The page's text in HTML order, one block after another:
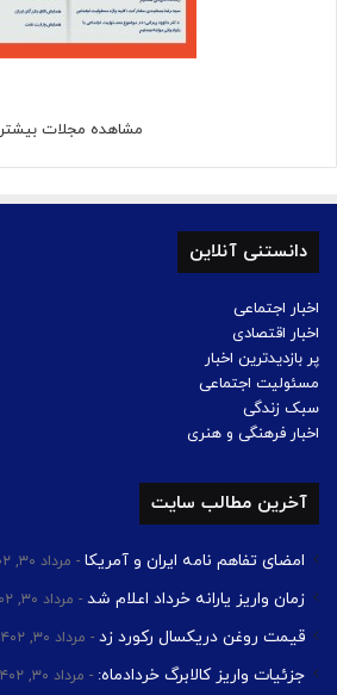
مشاهده مجلات بیشتر
دانستنی آنلاین
اخبار اجتماعی
اخبار اقتصادی
پر بازدیدترین اخبار
مسئولیت اجتماعی
سبک زندگی
اخبار فرهنگی و هنری
آخرین مطالب سایت
امضای تفاهم نامه ایران و آمریکا مرداد ۳۰, ۱۴۰۲
زمان واریز یارانه خرداد اعلام شد مرداد ۳۰, ۱۴۰۲
قیمت روغن دریکسال رکورد زد مرداد ۳۰, ۱۴۰۲
جزئیات واریز کالابرگ خردادماه: مرداد ۳۰, ۱۴۰۲